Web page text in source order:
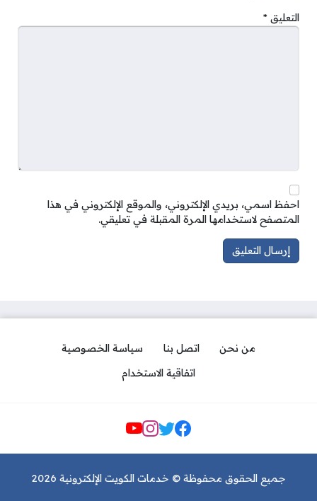
التعليق *
احفظ اسمي، بريدي الإلكتروني، والموقع الإلكتروني في هذا
المتصفح لاستخدامها المرة المقبلة في تعليقي.
من نحن اتصل بنا
سياسة الخصوصية
اتفاقية الاستخدام
مواقع التواصل
جميع الحقوق محفوظة © خدمات الكويت الإلكترونية 2026